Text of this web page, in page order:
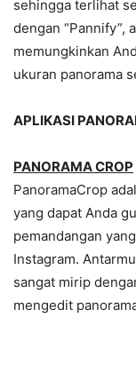
sehingga terlihat
dengan “Pannify”,
memungkinkan
ukuran panorama
APLIKASI
PANORAMA CROP
PanoramaCrop
yang dapat Anda
pemandangan
Instagram.
sangat mirip
mengedit